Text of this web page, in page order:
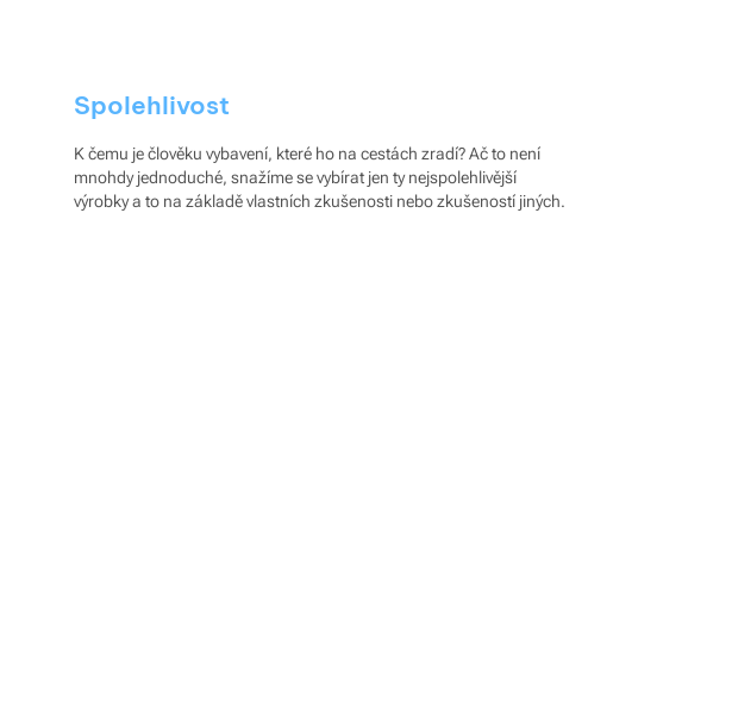
Spolehlivost
K čemu je člověku vybavení, které ho na cestách zradí? Ač to není
mnohdy jednoduché, snažíme se vybírat jen ty nejspolehlivější
výrobky a to na základě vlastních zkušenosti nebo zkušeností jiných.